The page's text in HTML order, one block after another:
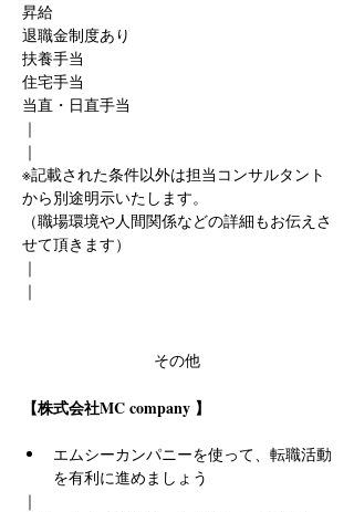
昇給
退職金制度あり
扶養手当
住宅手当
当直・日直手当
｜
｜
※記載された条件以外は担当コンサルタント
から別途明示いたします。
（職場環境や人間関係などの詳細もお伝えさ
せて頂きます）
｜
｜
その他
【株式会社MC company 】
エムシーカンパニーを使って、転職活動
を有利に進めましょう
｜